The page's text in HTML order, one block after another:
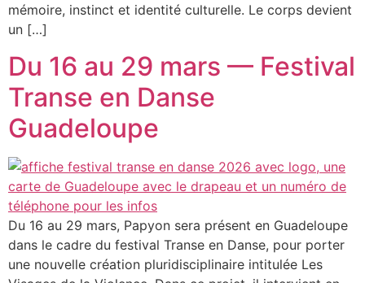
mémoire, instinct et identité culturelle. Le corps devient
un […]
Du 16 au 29 mars — Festival
Transe en Danse
Guadeloupe
Du 16 au 29 mars, Papyon sera présent en Guadeloupe
dans le cadre du festival Transe en Danse, pour porter
une nouvelle création pluridisciplinaire intitulée Les